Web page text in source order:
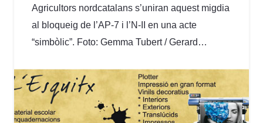
Agricultors nordcatalans s’uniran aquest migdia
al bloqueig de l’AP-7 i l’N-II en una acte
“simbòlic”. Foto: Gemma Tubert / Gerard…